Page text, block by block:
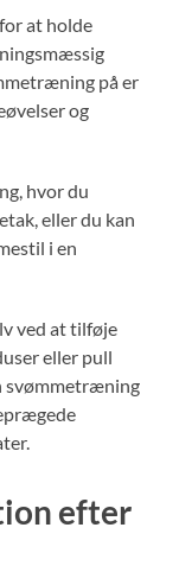
at holde
på er
og
hvor du
eller du kan
i en
ved at tilføje
eller pull
svømmetræning
efter